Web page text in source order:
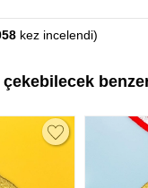
kez incelendi)